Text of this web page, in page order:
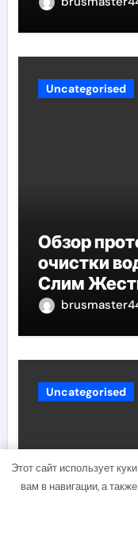
Uncategorised
Обзор
очистки
Слим
Uncategorised
Этот сайт использует
вам в навигации, а